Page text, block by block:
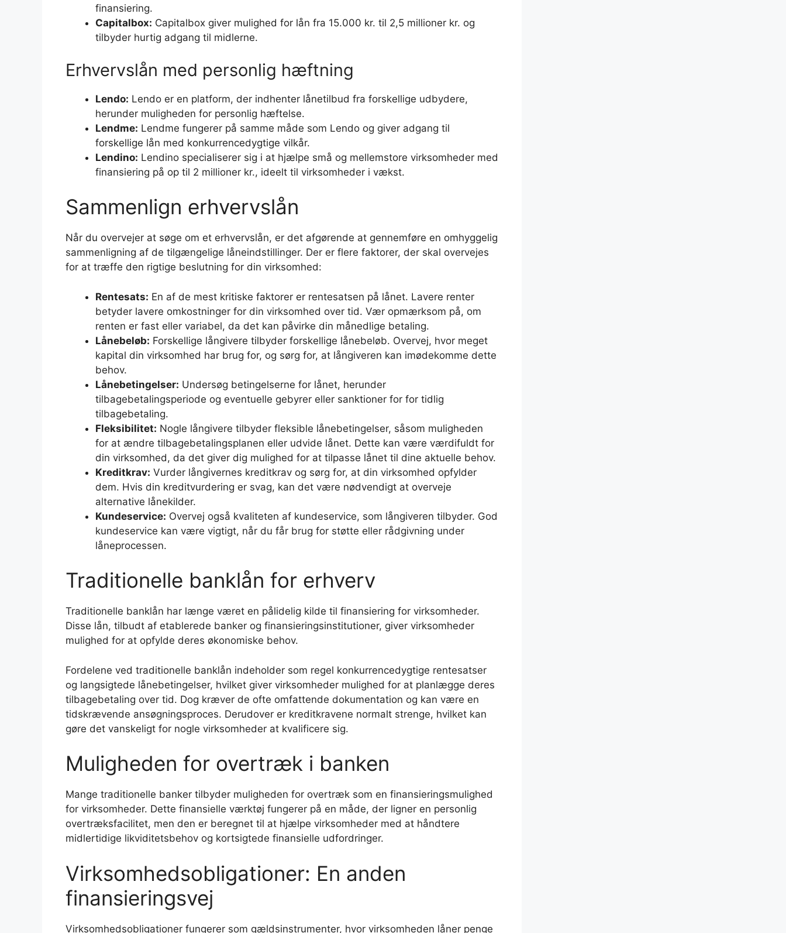
finansiering.
Capitalbox: Capitalbox giver mulighed for lån fra 15.000 kr. til 2,5 millioner kr. og
tilbyder hurtig adgang til midlerne.
Erhvervslån med personlig hæftning
Lendo: Lendo er en platform, der indhenter lånetilbud fra forskellige udbydere,
herunder muligheden for personlig hæftelse.
Lendme: Lendme fungerer på samme måde som Lendo og giver adgang til
forskellige lån med konkurrencedygtige vilkår.
Lendino: Lendino specialiserer sig i at hjælpe små og mellemstore virksomheder med
finansiering på op til 2 millioner kr., ideelt til virksomheder i vækst.
Sammenlign erhvervslån
Når du overvejer at søge om et erhvervslån, er det afgørende at gennemføre en omhyggelig
sammenligning af de tilgængelige låneindstillinger. Der er flere faktorer, der skal overvejes
for at træffe den rigtige beslutning for din virksomhed:
Rentesats: En af de mest kritiske faktorer er rentesatsen på lånet. Lavere renter
betyder lavere omkostninger for din virksomhed over tid. Vær opmærksom på, om
renten er fast eller variabel, da det kan påvirke din månedlige betaling.
Lånebeløb: Forskellige långivere tilbyder forskellige lånebeløb. Overvej, hvor meget
kapital din virksomhed har brug for, og sørg for, at långiveren kan imødekomme dette
behov.
Lånebetingelser: Undersøg betingelserne for lånet, herunder
tilbagebetalingsperiode og eventuelle gebyrer eller sanktioner for for tidlig
tilbagebetaling.
Fleksibilitet: Nogle långivere tilbyder fleksible lånebetingelser, såsom muligheden
for at ændre tilbagebetalingsplanen eller udvide lånet. Dette kan være værdifuldt for
din virksomhed, da det giver dig mulighed for at tilpasse lånet til dine aktuelle behov.
Kreditkrav: Vurder långivernes kreditkrav og sørg for, at din virksomhed opfylder
dem. Hvis din kreditvurdering er svag, kan det være nødvendigt at overveje
alternative lånekilder.
Kundeservice: Overvej også kvaliteten af kundeservice, som långiveren tilbyder. God
kundeservice kan være vigtigt, når du får brug for støtte eller rådgivning under
låneprocessen.
Traditionelle banklån for erhverv
Traditionelle banklån har længe været en pålidelig kilde til finansiering for virksomheder.
Disse lån, tilbudt af etablerede banker og finansieringsinstitutioner, giver virksomheder
mulighed for at opfylde deres økonomiske behov.
Fordelene ved traditionelle banklån indeholder som regel konkurrencedygtige rentesatser
og langsigtede lånebetingelser, hvilket giver virksomheder mulighed for at planlægge deres
tilbagebetaling over tid. Dog kræver de ofte omfattende dokumentation og kan være en
tidskrævende ansøgningsproces. Derudover er kreditkravene normalt strenge, hvilket kan
gøre det vanskeligt for nogle virksomheder at kvalificere sig.
Muligheden for overtræk i banken
Mange traditionelle banker tilbyder muligheden for overtræk som en finansieringsmulighed
for virksomheder. Dette finansielle værktøj fungerer på en måde, der ligner en personlig
overtræksfacilitet, men den er beregnet til at hjælpe virksomheder med at håndtere
midlertidige likviditetsbehov og kortsigtede finansielle udfordringer.
Virksomhedsobligationer: En anden
finansieringsvej
Virksomhedsobligationer fungerer som gældsinstrumenter, hvor virksomheden låner penge